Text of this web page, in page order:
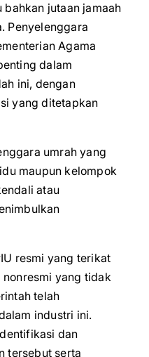
bahkan jutaan jamaah
Penyelenggara
Agama
dalam
ini, dengan
yang ditetapkan
umrah yang
maupun kelompok
atau
resmi yang terikat
yang tidak
telah
industri ini.
dan
tersebut serta